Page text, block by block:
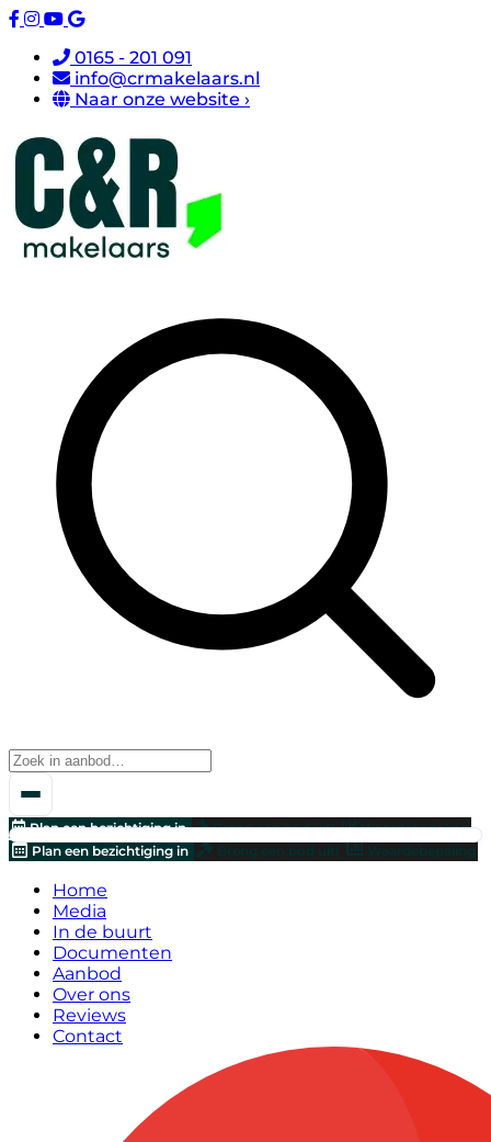
0165 - 201 091
info@crmakelaars.nl
Naar onze website ›
Plan een bezichtiging in Breng een bod uit!
Waardebepaling
Plan een bezichtiging in
Breng een bod uit! Waardebepaling
Home
Media
In de buurt
Documenten
Aanbod
Over ons
Reviews
Contact